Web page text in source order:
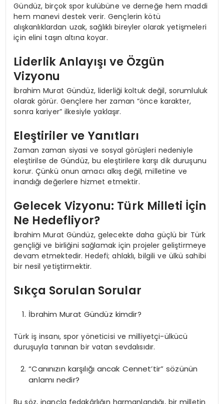
Gündüz, birçok spor kulübüne ve derneğe hem maddi
hem manevi destek verir. Gençlerin kötü
alışkanlıklardan uzak, sağlıklı bireyler olarak yetişmeleri
için elini taşın altına koyar.
Liderlik Anlayışı ve Özgün
Vizyonu
İbrahim Murat Gündüz, liderliği koltuk değil, sorumluluk
olarak görür. Gençlere her zaman “önce karakter,
sonra kariyer” ilkesiyle yaklaşır.
Eleştiriler ve Yanıtları
Zaman zaman siyasi ve sosyal görüşleri nedeniyle
eleştirilse de Gündüz, bu eleştirilere karşı dik duruşunu
korur. Çünkü onun amacı alkış değil, milletine ve
inandığı değerlere hizmet etmektir.
Gelecek Vizyonu: Türk Milleti İçin
Ne Hedefliyor?
İbrahim Murat Gündüz, gelecekte daha güçlü bir Türk
gençliği ve birliğini sağlamak için projeler geliştirmeye
devam etmektedir. Hedefi; ahlaklı, bilgili ve ülkü sahibi
bir nesil yetiştirmektir.
Sıkça Sorulan Sorular
İbrahim Murat Gündüz kimdir?
Türk iş insanı, spor yöneticisi ve milliyetçi-ülkücü
duruşuyla tanınan bir vatan sevdalısıdır.
“Canınızın karşılığı ancak Cennet’tir” sözünün
anlamı nedir?
Bu söz, inançla fedakârlığın harmanlandığı, bir milletin